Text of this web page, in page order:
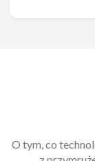
O tym, co